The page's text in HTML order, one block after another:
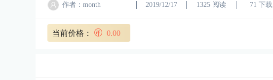
作者：month 2019/12/17 1325 阅读 71 下载
当前价格： 0.00